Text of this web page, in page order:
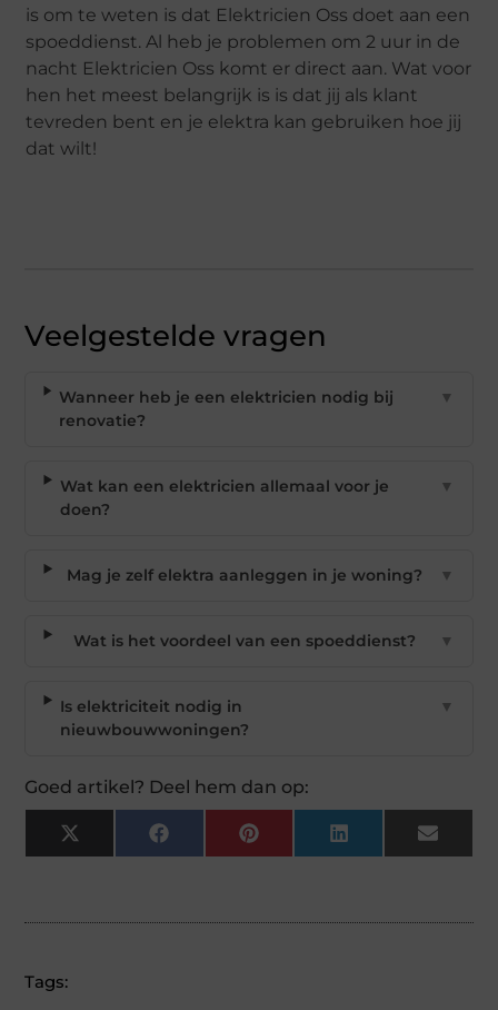
is om te weten is dat Elektricien Oss doet aan een
spoeddienst. Al heb je problemen om 2 uur in de
nacht Elektricien Oss komt er direct aan. Wat voor
hen het meest belangrijk is is dat jij als klant
tevreden bent en je elektra kan gebruiken hoe jij
dat wilt!
Veelgestelde vragen
Wanneer heb je een elektricien nodig bij
renovatie?
▼
Wat kan een elektricien allemaal voor je
doen?
▼
Mag je zelf elektra aanleggen in je woning? ▼
Wat is het voordeel van een spoeddienst? ▼
Is elektriciteit nodig in
nieuwbouwwoningen?
▼
Goed artikel? Deel hem dan op:
X
(Twitter)
Facebook Pinterest LinkedIn Email
Tags: